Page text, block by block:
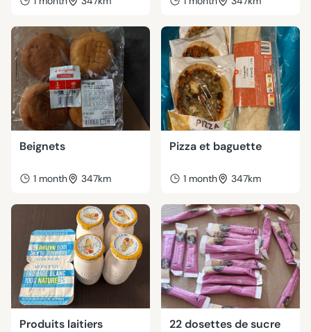
Beignets
1 month 347km
Pizza et baguette
1 month 347km
Produits laitiers 22 dosettes de sucre